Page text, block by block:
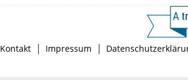
Kontakt | Impressum |